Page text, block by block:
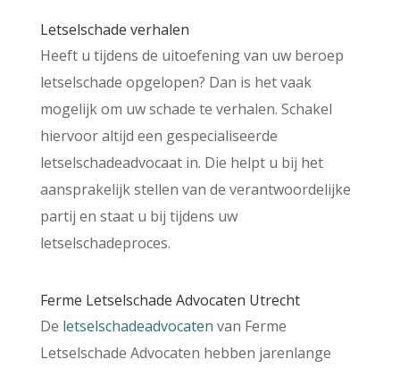
­Letselschade verhalen
Heeft u tijdens de uitoefening van uw beroep
letselschade opgelopen? Dan is het vaak
mogelijk om uw schade te verhalen. Schakel
hiervoor altijd een gespecialiseerde
letselschadeadvocaat in. Die helpt u bij het
aansprakelijk stellen van de verantwoordelijke
partij en staat u bij tijdens uw
letselschadeproces.
Ferme Letselschade Advocaten Utrecht
De letselschadeadvocaten van Ferme
Letselschade Advocaten hebben jarenlange